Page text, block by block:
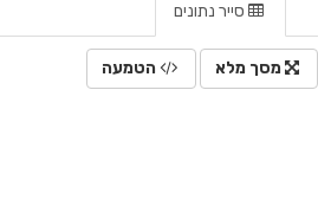
סייר נתונים
מסך מלא הטמעה